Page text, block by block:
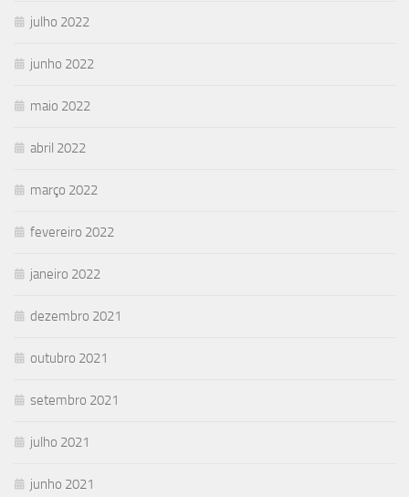
julho 2022
junho 2022
maio 2022
abril 2022
março 2022
fevereiro 2022
janeiro 2022
dezembro 2021
outubro 2021
setembro 2021
julho 2021
junho 2021